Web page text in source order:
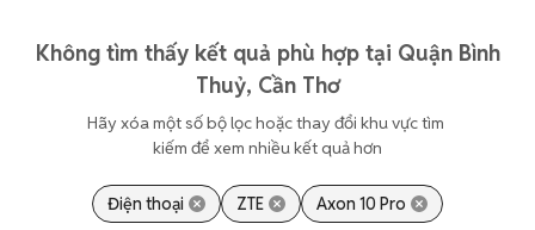
Không tìm thấy kết quả phù hợp tại Quận Bình
Thuỷ, Cần Thơ
Hãy xóa một số bộ lọc hoặc thay đổi khu vực tìm
kiếm để xem nhiều kết quả hơn
Điện thoại ZTE Axon 10 Pro